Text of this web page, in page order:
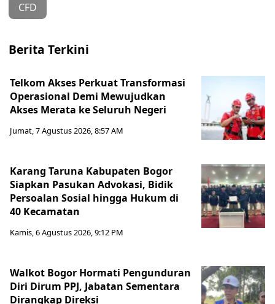
CFD
Berita Terkini
Telkom Akses Perkuat Transformasi
Operasional Demi Mewujudkan
Akses Merata ke Seluruh Negeri
Jumat, 7 Agustus 2026, 8:57 AM
Karang Taruna Kabupaten Bogor
Siapkan Pasukan Advokasi, Bidik
Persoalan Sosial hingga Hukum di
40 Kecamatan
Kamis, 6 Agustus 2026, 9:12 PM
Walkot Bogor Hormati Pengunduran
Diri Dirum PPJ, Jabatan Sementara
Dirangkap Direksi